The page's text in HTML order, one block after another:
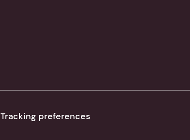
Tracking preferences